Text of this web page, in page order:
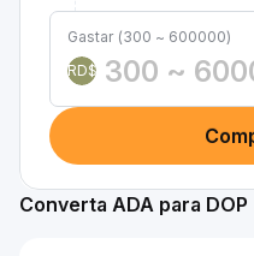
Gastar (300 ~ 600000)
RD$
Converta ADA para DOP